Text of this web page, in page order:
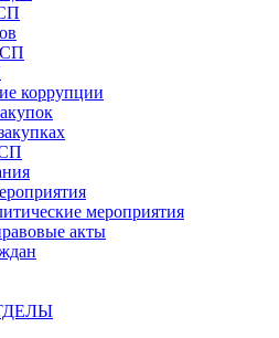
коррупции
мероприятия
акты